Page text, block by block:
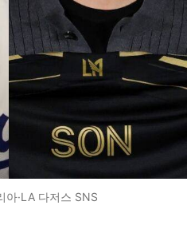
아·LA 다저스 SNS